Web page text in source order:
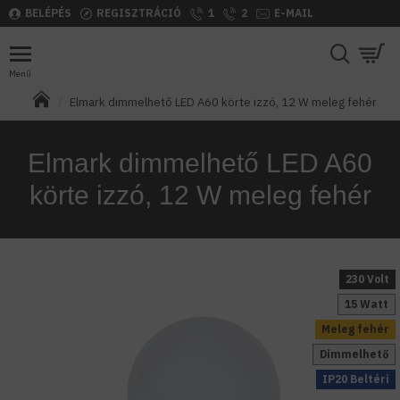
BELÉPÉS REGISZTRÁCIÓ 1 2 E-MAIL
Elmark dimmelhető LED A60 körte izzó, 12 W meleg fehér
Elmark dimmelhető LED A60
körte izzó, 12 W meleg fehér
Meleg fehér
IP20 Beltéri
Dimmelhető
230 Volt
15 Watt